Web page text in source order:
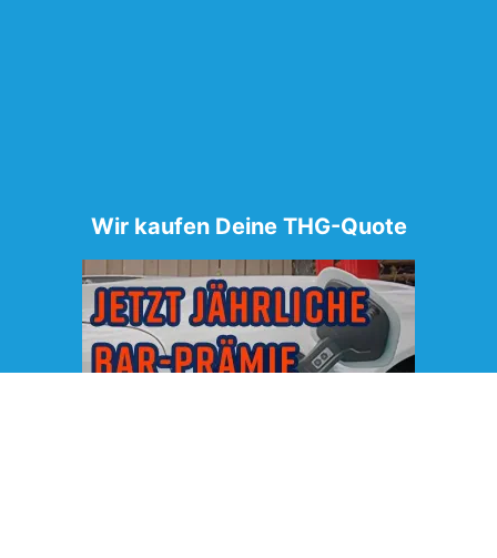
Wir kaufen Deine THG-Quote